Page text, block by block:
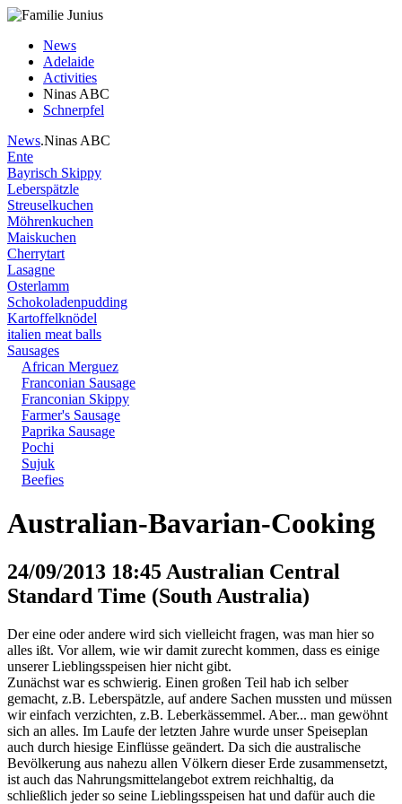
News
Adelaide
Activities
Ninas ABC
Schnerpfel
News.Ninas ABC
Ente
Bayrisch Skippy
Leberspätzle
Streuselkuchen
Möhrenkuchen
Maiskuchen
Cherrytart
Lasagne
Osterlamm
Schokoladenpudding
Kartoffelknödel
italien meat balls
Sausages
African Merguez
Franconian Sausage
Franconian Skippy
Farmer's Sausage
Paprika Sausage
Pochi
Sujuk
Beefies
Australian-Bavarian-Cooking
24/09/2013 18:45 Australian Central
Standard Time (South Australia)
Der eine oder andere wird sich vielleicht fragen, was man hier so
alles ißt. Vor allem, wie wir damit zurecht kommen, dass es einige
unserer Lieblingsspeisen hier nicht gibt.
Zunächst war es schwierig. Einen großen Teil hab ich selber
gemacht, z.B. Leberspätzle, auf andere Sachen mussten und müssen
wir einfach verzichten, z.B. Leberkässemmel. Aber... man gewöhnt
sich an alles. Im Laufe der letzten Jahre wurde unser Speiseplan
auch durch hiesige Einflüsse geändert. Da sich die australische
Bevölkerung aus nahezu allen Völkern dieser Erde zusammensetzt,
ist auch das Nahrungsmittelangebot extrem reichhaltig, da
schließlich jeder so seine Lieblingsspeisen hat und dafür auch die